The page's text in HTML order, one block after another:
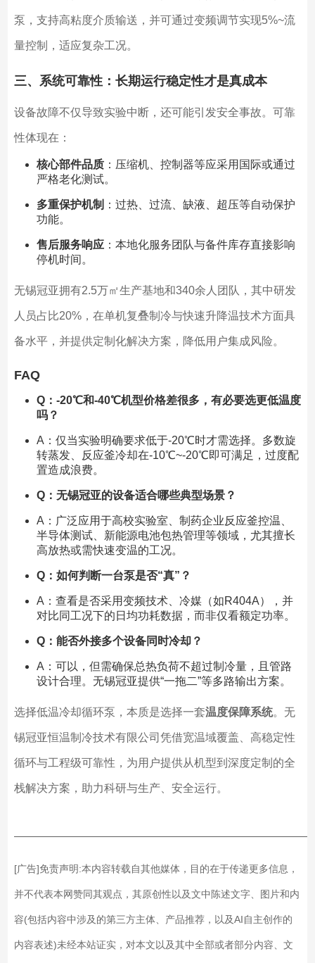
泵，支持高粘度介质输送，并可通过变频调节实现5%~流
量控制，适应复杂工况。
三、系统可靠性：长期运行稳定性才是真成本
设备故障不仅导致实验中断，还可能引发安全事故。可靠
性体现在：
核心部件品质：压缩机、控制器等应采用国际或通过
严格老化测试。
多重保护机制 ：过热、过流、缺液、超压等自动保护
功能。
售后服务响应：本地化服务团队与备件库存直接影响
停机时间。
无锡冠亚拥有2.5万㎡生产基地和340余人团队，其中研发
人员占比20%，在单机复叠制冷与快速升降温技术方面具
备水平，并提供定制化解决方案，降低用户集成风险。
FAQ
Q：-20℃和-40℃机型价格差很多，有必要选更低温度
吗？
A：仅当实验明确要求低于-20℃时才需选择。多数旋
转蒸发、反应釜冷却在-10℃~-20℃即可满足，过度配
置造成浪费。
Q：无锡冠亚的设备适合哪些典型场景？
A：广泛应用于高校实验室、制药企业反应釜控温、
半导体测试、新能源电池包热管理等领域，尤其擅长
高放热或需快速变温的工况。
Q：如何判断一台泵是否“真”？
A：查看是否采用变频技术、冷媒（如R404A），并
对比同工况下的日均功耗数据，而非仅看额定功率。
Q：能否外接多个设备同时冷却？
A：可以，但需确保总热负荷不超过制冷量，且管路
设计合理。无锡冠亚提供“一拖二”等多路输出方案。
选择低温冷却循环泵，本质是选择一套温度保障系统。无
锡冠亚恒温制冷技术有限公司凭借宽温域覆盖、高稳定性
循环与工程级可靠性，为用户提供从机型到深度定制的全
栈解决方案，助力科研与生产、安全运行。
[广告]免责声明:本内容转载自其他媒体，目的在于传递更多信息，
并不代表本网赞同其观点，其原创性以及文中陈述文字、图片和内
容(包括内容中涉及的第三方主体、产品推荐，以及AI自主创作的
内容表述)未经本站证实，对本文以及其中全部或者部分内容、文